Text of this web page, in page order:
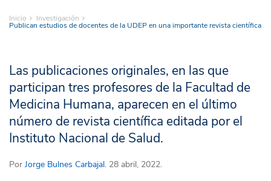
Inicio Investigación
Publican estudios de docentes de la UDEP en una importante revista científica
Las publicaciones originales, en las que
participan tres profesores de la Facultad de
Medicina Humana, aparecen en el último
número de revista científica editada por el
Instituto Nacional de Salud.
Por Jorge Bulnes Carbajal. 28 abril, 2022.